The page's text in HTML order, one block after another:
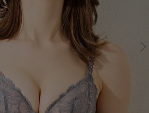
キッズ
ギフトラッピング
す
A70 A75